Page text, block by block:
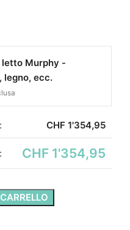
letto Murphy -
legno, ecc.
CHF 1'354,95
CHF 1'354,95